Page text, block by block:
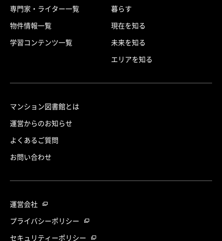
専門家・ライター一覧
物件情報一覧
学習コンテンツ一覧
暮らす
現在を知る
未来を知る
エリアを知る
マンション図書館とは
運営からのお知らせ
よくあるご質問
お問い合わせ
運営会社
プライバシーポリシー
セキュリティーポリシー